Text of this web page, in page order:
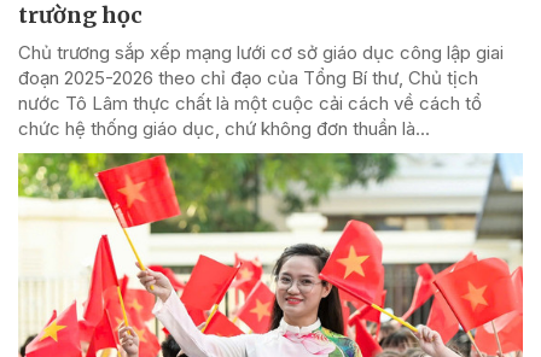
trường học
Chủ trương sắp xếp mạng lưới cơ sở giáo dục công lập giai
đoạn 2025-2026 theo chỉ đạo của Tổng Bí thư, Chủ tịch
nước Tô Lâm thực chất là một cuộc cải cách về cách tổ
chức hệ thống giáo dục, chứ không đơn thuần là...